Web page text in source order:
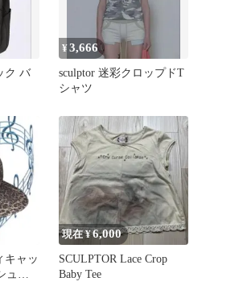
ク バ
¥3,666
sculptor 迷彩クロップドT
シャツ
キャッ
ュキ
現在 ¥6,000
SCULPTOR Lace Crop
Baby Tee